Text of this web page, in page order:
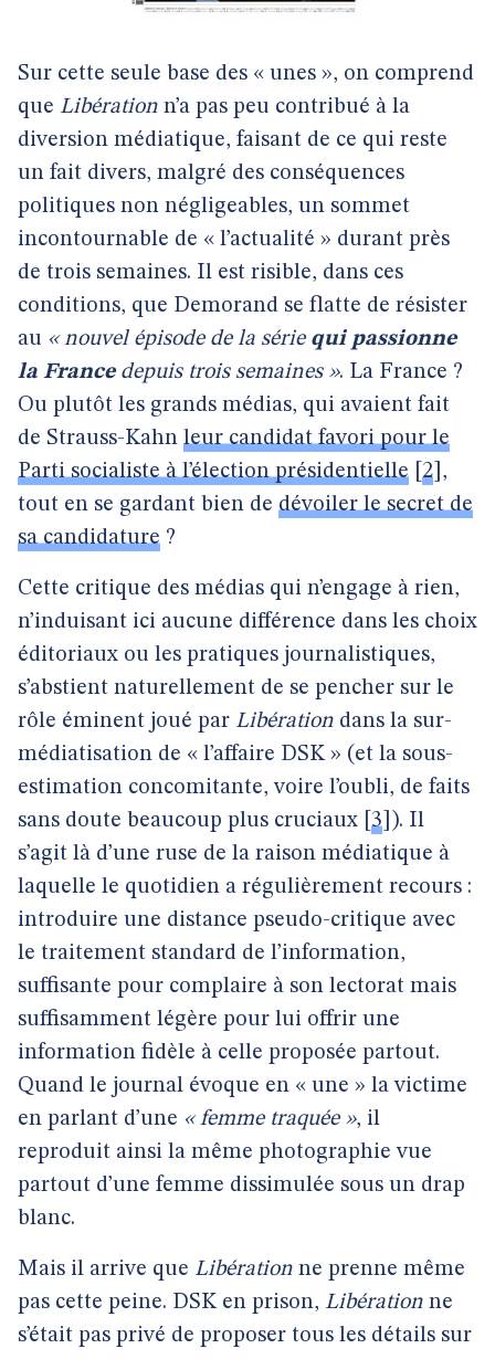
Sur cette seule base des « unes », on comprend
que Libération n’a pas peu contribué à la
diversion médiatique, faisant de ce qui reste
un fait divers, malgré des conséquences
politiques non négligeables, un sommet
incontournable de « l’actualité » durant près
de trois semaines. Il est risible, dans ces
conditions, que Demorand se flatte de résister
au « nouvel épisode de la série qui passionne
la Francedepuis trois semaines ». La France ?
Ou plutôt les grands médias, qui avaient fait
de Strauss-Kahn leur candidat favori pour le
Parti socialiste à l’élection présidentielle 2 ,
tout en se gardant bien de dévoiler le secret de
sa candidature ?
Cette critique des médias qui n’engage à rien,
n’induisant ici aucune différence dans les choix
éditoriaux ou les pratiques journalistiques,
s’abstient naturellement de se pencher sur le
rôle éminent joué par Libération dans la sur-
médiatisation de « l’affaire DSK » (et la sous-
estimation concomitante, voire l’oubli, de faits
sans doute beaucoup plus cruciaux 3 ). Il
s’agit là d’une ruse de la raison médiatique à
laquelle le quotidien a régulièrement recours :
introduire une distance pseudo-critique avec
le traitement standard de l’information,
suffisante pour complaire à son lectorat mais
suffisamment légère pour lui offrir une
information fidèle à celle proposée partout.
Quand le journal évoque en « une » la victime
en parlant d’une « femme traquée », il
reproduit ainsi la même photographie vue
partout d’une femme dissimulée sous un drap
blanc.
Mais il arrive que Libération ne prenne même
pas cette peine. DSK en prison, Libération ne
s’était pas privé de proposer tous les détails sur